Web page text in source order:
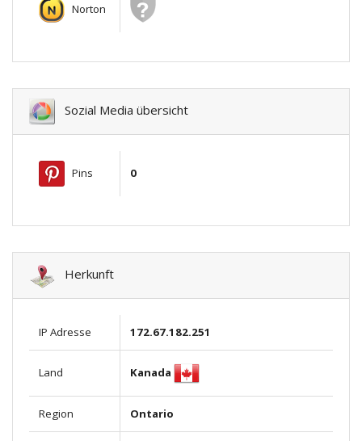
Norton
Sozial Media übersicht
Pins 0
Herkunft
IP Adresse 172.67.182.251
Land Kanada
Region Ontario